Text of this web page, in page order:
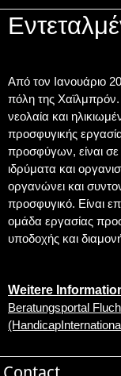
Από τον Ιανουάριο
πόλη της Χαϊλμπρόν.
νεολαία και
προσφυγικής
προσφύγων, είναι σε
ιδρύματα και
οργανώνει και
προσφυγικό. Είναι
ομάδα εργασίας
υποδοχής και
Weitere
Beratungsportal